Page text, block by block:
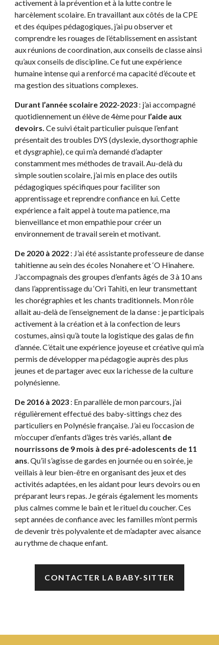
activement à la prévention et à la lutte contre le
harcèlement scolaire. En travaillant aux côtés de la CPE
et des équipes pédagogiques, j’ai pu observer et
comprendre les rouages de l’établissement en assistant
aux réunions de coordination, aux conseils de classe ainsi
qu’aux conseils de discipline. Ce fut une expérience
humaine intense qui a renforcé ma capacité d’écoute et
ma gestion des situations complexes.
Durant l’année scolaire 2022-2023 : j’ai accompagné
quotidiennement un élève de 4ème pour l’aide aux
devoirs. Ce suivi était particulier puisque l’enfant
présentait des troubles DYS (dyslexie, dysorthographie
et dysgraphie), ce qui m’a demandé d’adapter
constamment mes méthodes de travail. Au-delà du
simple soutien scolaire, j’ai mis en place des outils
pédagogiques spécifiques pour faciliter son
apprentissage et reprendre confiance en lui. Cette
expérience a fait appel à toute ma patience, ma
bienveillance et mon empathie pour créer un
environnement de travail serein et motivant.
De 2020 à 2022 : J’ai été assistante professeure de danse
tahitienne au sein des écoles Nonahere et ‘O Hinahere.
J’accompagnais des groupes d’enfants âgés de 3 à 10 ans
dans l’apprentissage du ‘Ori Tahiti, en leur transmettant
les chorégraphies et les chants traditionnels. Mon rôle
allait au-delà de l’enseignement de la danse : je participais
activement à la création et à la confection de leurs
costumes, ainsi qu’à toute la logistique des galas de fin
d’année. C’était une expérience joyeuse et créative qui m’a
permis de développer ma pédagogie auprès des plus
jeunes et de partager avec eux la richesse de la culture
polynésienne.
De 2016 à 2023 : En parallèle de mon parcours, j’ai
régulièrement effectué des baby-sittings chez des
particuliers en Polynésie française. J’ai eu l’occasion de
m’occuper d’enfants d’âges très variés, allant de
nourrissons de 9 mois à des pré-adolescents de 11
ans. Qu’il s’agisse de gardes en journée ou en soirée, je
veillais à leur bien-être en organisant des jeux et des
activités adaptées, en les aidant pour leurs devoirs ou en
préparant leurs repas. Je gérais également les moments
plus calmes comme le bain et le rituel du coucher. Ces
sept années de confiance avec les familles m’ont permis
de devenir très polyvalente et de m’adapter avec aisance
au rythme de chaque enfant.
CONTACTER LA BABY-SITTER